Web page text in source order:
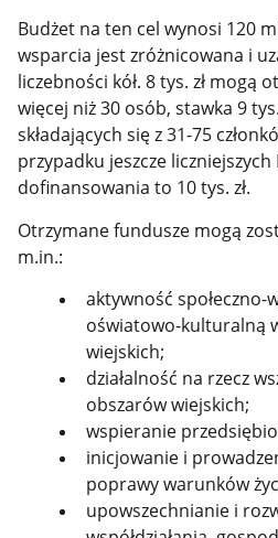
Budżet na ten cel wynosi 120
wsparcia jest zróżnicowana i
liczebności kół. 8 tys. zł mogą
więcej niż 30 osób, stawka 9
składających się z 31-75
przypadku jeszcze liczniejszych
dofinansowania to 10 tys. zł.
Otrzymane fundusze mogą
m.in.:
aktywność społeczno-
oświatowo-kulturalną
wiejskich;
działalność na rzecz
obszarów wiejskich;
wspieranie
inicjowanie i
poprawy warunków
upowszechnianie i